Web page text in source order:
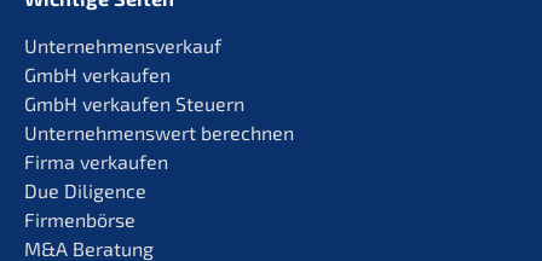
Unternehmensverkauf
GmbH verkaufen
GmbH verkaufen Steuern
Unternehmenswert berechnen
Firma verkaufen
Due Diligence
Firmenbörse
M&A Beratung